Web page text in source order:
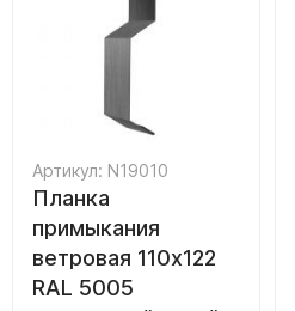
Артикул: N19010
Планка
примыкания
ветровая 110х122
RAL 5005